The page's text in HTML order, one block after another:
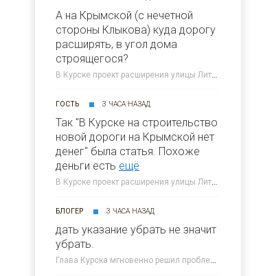
А на Крымской (с нечетной
стороны Клыкова) куда дорогу
расширять, в угол дома
строящегося?
В Курске проект расширения улицы Литовской "положили в стол" » 46ТВ Курское Интернет Телевидение
ГОСТЬ 3 ЧАСА НАЗАД
Так "В Курске на строительство
новой дороги на Крымской нет
денег" была статья. Похоже
деньги есть ещё
В Курске проект расширения улицы Литовской "положили в стол" » 46ТВ Курское Интернет Телевидение
БЛОГЕР 3 ЧАСА НАЗАД
дать указание убрать не значит
убрать.
Глава Курска мгновенно решил проблему мусора на дороге » 46ТВ Курское Интернет Телевидение